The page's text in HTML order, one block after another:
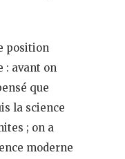
position
: avant on
que
la science
; on a
moderne